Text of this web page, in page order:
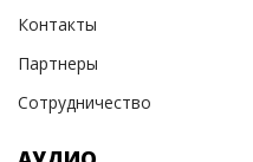
Контакты
Партнеры
Сотрудничество